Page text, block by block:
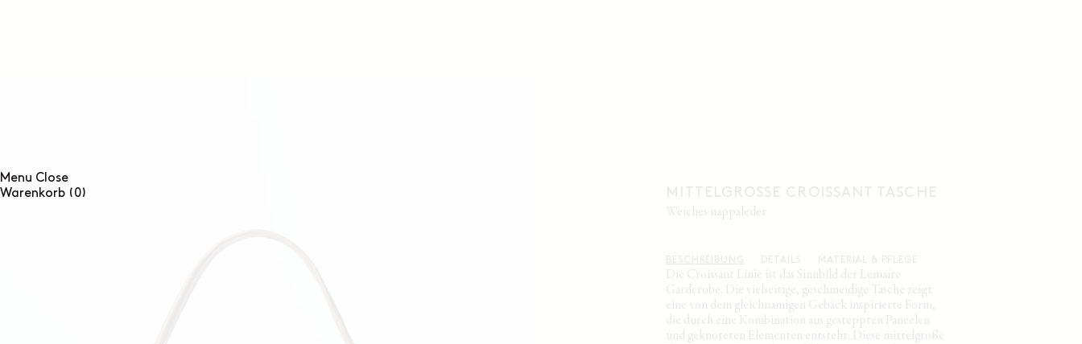
Menu Close
Warenkorb (0) MITTELGROSSE CROISSANT TASCHE
weiches nappaleder
BESCHREIBUNG DETAILS MATERIAL & PFLEGE
Die Croissant Linie ist das Sinnbild der Lemaire
Garderobe. Die vielseitige, geschmeidige Tasche zeigt
eine von dem gleichnamigen Gebäck inspirierte Form,
die durch eine Kombination aus gesteppten Paneelen
und geknoteten Elementen entsteht. Diese mittelgroße